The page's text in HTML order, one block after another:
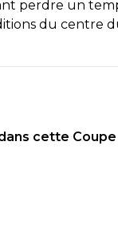
perdre un
du centre
cette